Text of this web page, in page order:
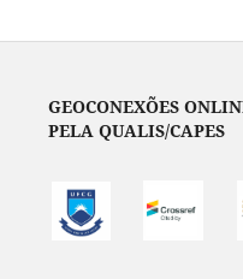
GEOCONEXÕES
PELA QUALIS/CAPES